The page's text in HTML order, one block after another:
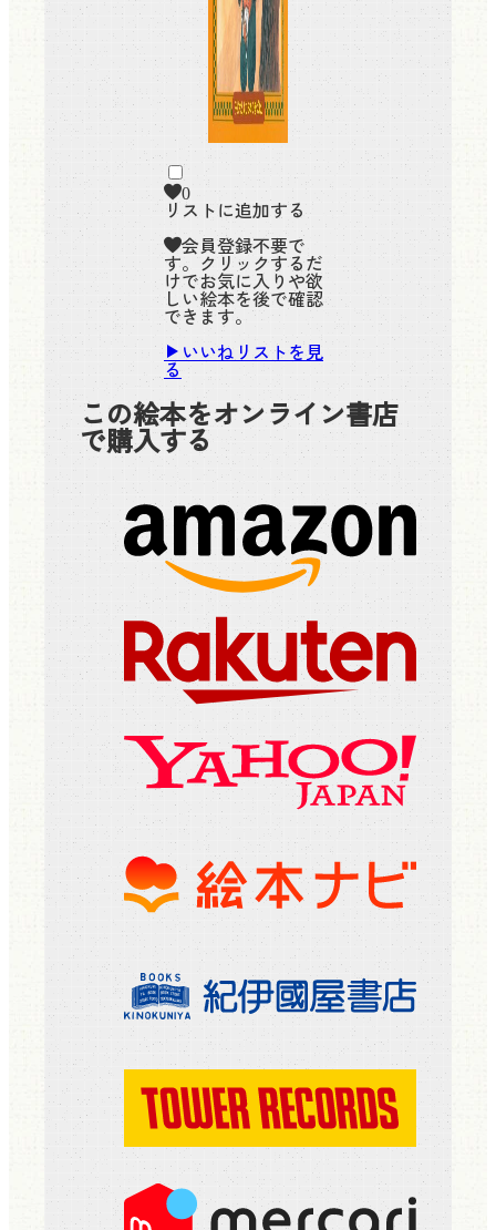
0
リストに追加する
会員登録不要で
す。クリックするだ
けでお気に入りや欲
しい絵本を後で確認
できます。
いいねリストを見
る
この絵本をオンライン書店
で購入する